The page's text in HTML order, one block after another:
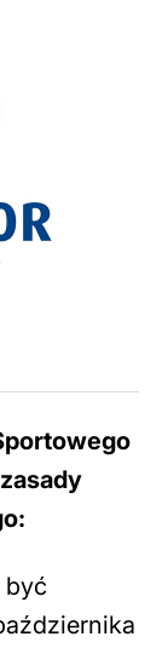
być